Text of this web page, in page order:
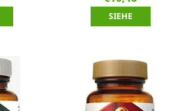
SIEHE